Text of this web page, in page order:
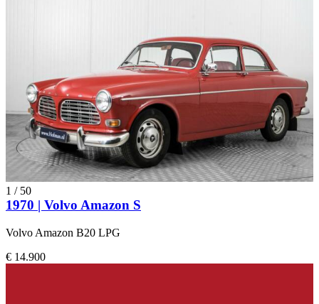
1 / 50
1970 | Volvo Amazon S
Volvo Amazon B20 LPG
€ 14.900